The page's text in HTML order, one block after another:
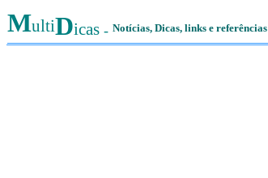
MultiDicas - Notícias, Dicas, links e referências